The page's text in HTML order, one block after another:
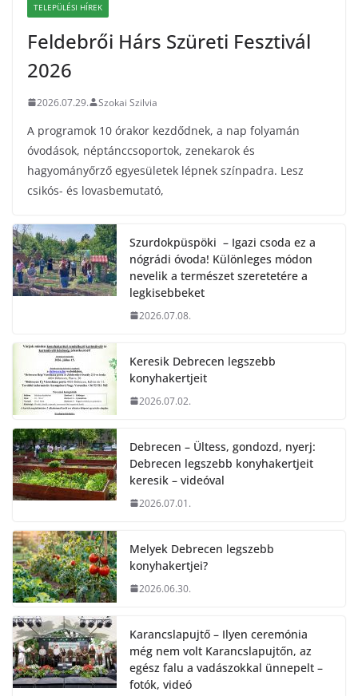
TELEPÜLÉSI HÍREK
Feldebrői Hárs Szüreti Fesztivál
2026
2026.07.29. Szokai Szilvia
A programok 10 órakor kezdődnek, a nap folyamán
óvodások, néptánccsoportok, zenekarok és
hagyományőrző egyesületek lépnek színpadra. Lesz
csikós- és lovasbemutató,
Szurdokpüspöki – Igazi csoda ez a
nógrádi óvoda! Különleges módon
nevelik a természet szeretetére a
legkisebbeket
2026.07.08.
Keresik Debrecen legszebb
konyhakertjeit
2026.07.02.
Debrecen – Ültess, gondozd, nyerj:
Debrecen legszebb konyhakertjeit
keresik – videóval
2026.07.01.
Melyek Debrecen legszebb
konyhakertjei?
2026.06.30.
Karancslapujtő – Ilyen ceremónia
még nem volt Karancslapujtőn, az
egész falu a vadászokkal ünnepelt –
fotók, videó